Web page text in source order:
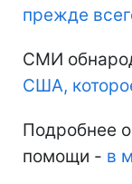
прежде
СМИ
США,
Подробнее
помощи - в